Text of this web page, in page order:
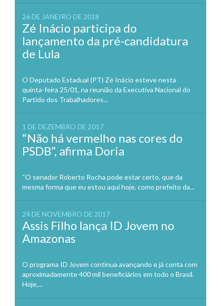
26 DE JANEIRO DE 2018
Zé Inácio participa do
lançamento da pré-candidatura
de Lula
O Deputado Estadual (PT) Zé Inácio esteve nesta
quinta-feira 25/01, na reunião da Executiva Nacional do
Partido dos Trabalhadores...
1 DE DEZEMBRO DE 2017
“Não há vermelho nas cores do
PSDB”, afirma Doria
“O senador Roberto Rocha pode estar certo, que da
mesma forma que eu estou aqui hoje, como prefeito da...
24 DE NOVEMBRO DE 2017
Assis Filho lança ID Jovem no
Amazonas
O programa ID Jovem continua avançando e já conta com
aproximadamente 400 mil beneficiários em todo o Brasil.
Hoje,...